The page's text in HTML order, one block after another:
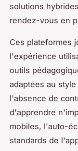
solutions
rendez-vous en
Ces plateformes
l'expérience
outils
adaptées au
l'absence de
d'apprendre
mobiles, l'auto-
standards de